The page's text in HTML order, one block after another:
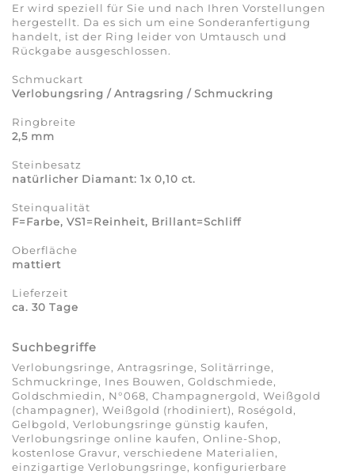
Er wird speziell für Sie und nach Ihren Vorstellungen
hergestellt. Da es sich um eine Sonderanfertigung
handelt, ist der Ring leider von Umtausch und
Rückgabe ausgeschlossen.
Schmuckart
Verlobungsring / Antragsring / Schmuckring
Ringbreite
2,5 mm
Steinbesatz
natürlicher Diamant: 1x 0,10 ct.
Steinqualität
F=Farbe, VS1=Reinheit, Brillant=Schliff
Oberfläche
mattiert
Lieferzeit
ca. 30 Tage
Suchbegriffe
Verlobungsringe, Antragsringe, Solitärringe,
Schmuckringe, Ines Bouwen, Goldschmiede,
Goldschmiedin, N°068, Champagnergold, Weißgold
(champagner), Weißgold (rhodiniert), Roségold,
Gelbgold, Verlobungsringe günstig kaufen,
Verlobungsringe online kaufen, Online-Shop,
kostenlose Gravur, verschiedene Materialien,
einzigartige Verlobungsringe, konfigurierbare